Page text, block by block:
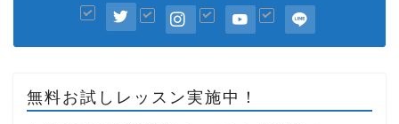
無料お試しレッスン実施中！